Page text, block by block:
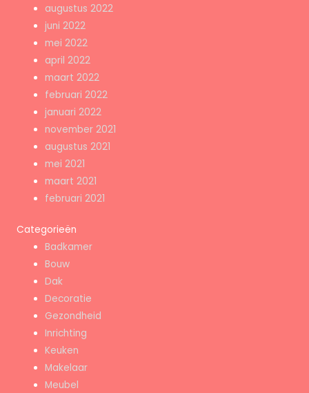
augustus 2022
juni 2022
mei 2022
april 2022
maart 2022
februari 2022
januari 2022
november 2021
augustus 2021
mei 2021
maart 2021
februari 2021
Categorieën
Badkamer
Bouw
Dak
Decoratie
Gezondheid
Inrichting
Keuken
Makelaar
Meubel